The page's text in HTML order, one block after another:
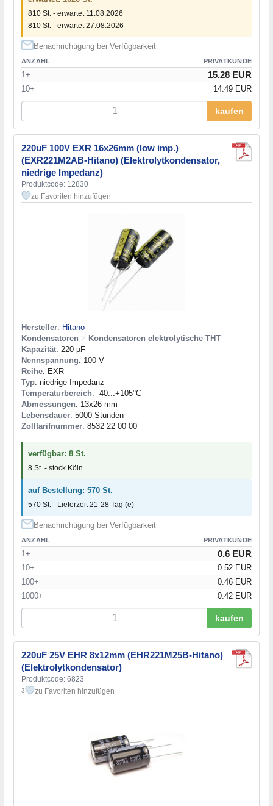
810 St. - erwartet 11.08.2026
810 St. - erwartet 27.08.2026
Benachrichtigung bei Verfügbarkeit
ANZAHL PRIVATKUNDE
1+ 15.28 EUR
10+ 14.49 EUR
kaufen
220uF 100V EXR 16x26mm (low imp.)
(EXR221M2AB-Hitano) (Elektrolytkondensator,
niedrige Impedanz)
Produktcode: 12830
zu Favoriten hinzufügen
Hersteller: Hitano
Kondensatoren > Kondensatoren elektrolytische THT
Kapazität: 220 µF
Nennspannung: 100 V
Reihe: EXR
Typ: niedrige Impedanz
Temperaturbereich: -40...+105°C
Abmessungen: 13x26 mm
Lebensdauer: 5000 Stunden
Zolltarifnummer: 8532 22 00 00
verfügbar: 8 St.
8 St. - stock Köln
auf Bestellung: 570 St.
570 St. - Lieferzeit 21-28 Tag (e)
Benachrichtigung bei Verfügbarkeit
ANZAHL PRIVATKUNDE
1+ 0.6 EUR
10+
0.52 EUR
100+
0.46 EUR
1000+
0.42 EUR
kaufen
220uF 25V EHR 8x12mm (EHR221M25B-Hitano)
(Elektrolytkondensator)
Produktcode: 6823
3 zu Favoriten hinzufügen